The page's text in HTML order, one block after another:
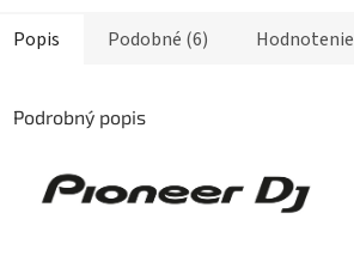
Popis Podobné (6) Hodnotenie
Podrobný popis